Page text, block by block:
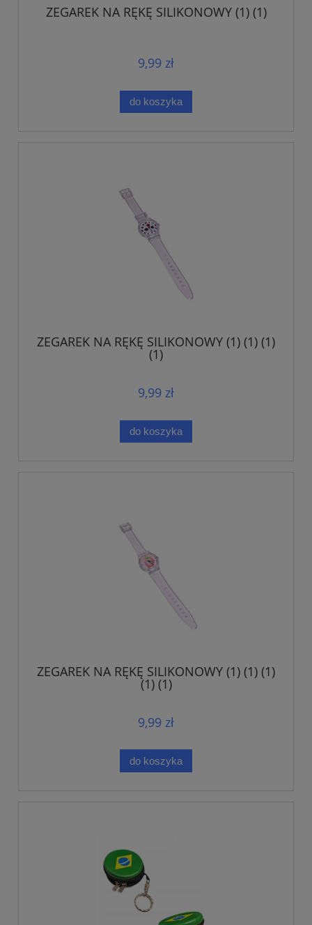
ZEGAREK NA RĘKĘ SILIKONOWY (1) (1)
9,99 zł
do koszyka
ZEGAREK NA RĘKĘ SILIKONOWY (1) (1) (1)
(1)
9,99 zł
do koszyka
ZEGAREK NA RĘKĘ SILIKONOWY (1) (1) (1)
(1) (1)
9,99 zł
do koszyka